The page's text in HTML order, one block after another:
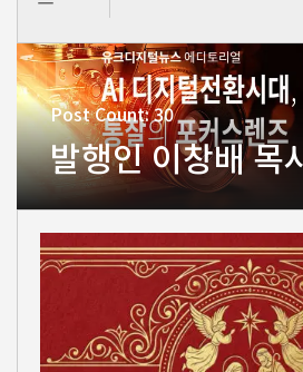
Post Count: 30
발행인 이창배 목